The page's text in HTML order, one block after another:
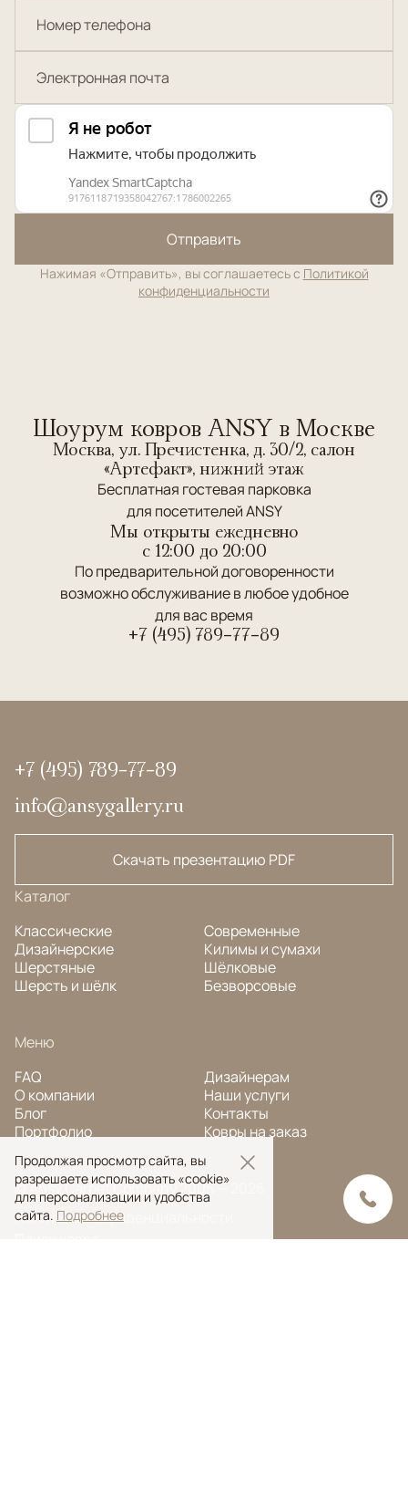
Отправить
Нажимая «Отправить», вы соглашаетесь с Политикой
конфиденциальности
Шоурум ковров ANSY в Москве
Москва, ул. Пречистенка, д. 30/2, салон
«Артефакт», нижний этаж
Бесплатная гостевая парковка
для посетителей ANSY
Мы открыты ежедневно
c 12:00 до 20:00
По предварительной договоренности
возможно обслуживание в любое удобное
для вас время
+7 (495) 789-77-89
+7 (495) 789-77-89
info@ansygallery.ru
Скачать презентацию PDF
Каталог
Классические
Дизайнерские
Шерстяные
Шерсть и шёлк
Современные
Килимы и сумахи
Шёлковые
Безворсовые
Меню
FAQ
О компании
Блог
Портфолио
Дизайнерам
Наши услуги
Контакты
Ковры на заказ
© Ansy Carpet Company 2005 — 2026
Политика конфиденциальности
Продолжая просмотр сайта, вы
разрешаете использовать «cookie»
для персонализации и удобства
сайта. Подробнее